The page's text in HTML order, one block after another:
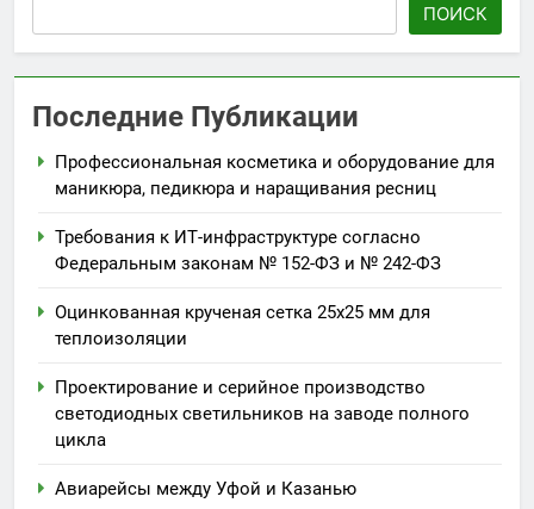
ПОИСК
Последние Публикации
Профессиональная косметика и оборудование для
маникюра, педикюра и наращивания ресниц
Требования к ИТ-инфраструктуре согласно
Федеральным законам № 152-ФЗ и № 242-ФЗ
Оцинкованная крученая сетка 25х25 мм для
теплоизоляции
Проектирование и серийное производство
светодиодных светильников на заводе полного
цикла
Авиарейсы между Уфой и Казанью